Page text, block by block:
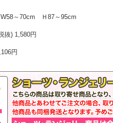
～70cm Ｈ87～95cm
抜) 1,580円
円